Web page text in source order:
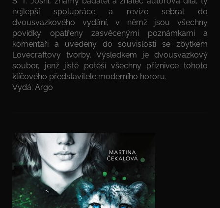
nejlepší spolupráce a revize sebral do
dvousvazkového vydání, v němž jsou všechny
povídky opatřeny zasvěcenými poznámkami a
komentáři a uvedeny do souvislosti se zbytkem
Lovecraftovy tvorby. Výsledkem je dvousvazkový
soubor, jenž jistě potěší všechny příznivce tohoto
klíčového představitele moderního hororu.
Vydá: Argo